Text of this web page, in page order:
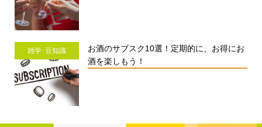
雑学･豆知識
お酒のサブスク10選！定期的に、お得にお
酒を楽しもう！